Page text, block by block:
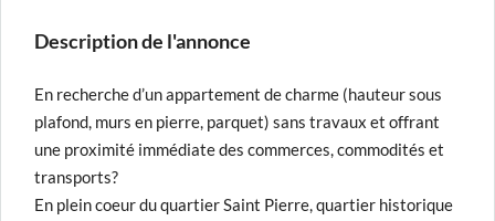
Description de l'annonce
En recherche d’un appartement de charme (hauteur sous
plafond, murs en pierre, parquet) sans travaux et offrant
une proximité immédiate des commerces, commodités et
transports?
En plein coeur du quartier Saint Pierre, quartier historique